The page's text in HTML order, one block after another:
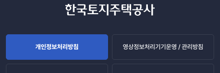
개인정보처리방침 영상정보처리기기운영 / 관리방침